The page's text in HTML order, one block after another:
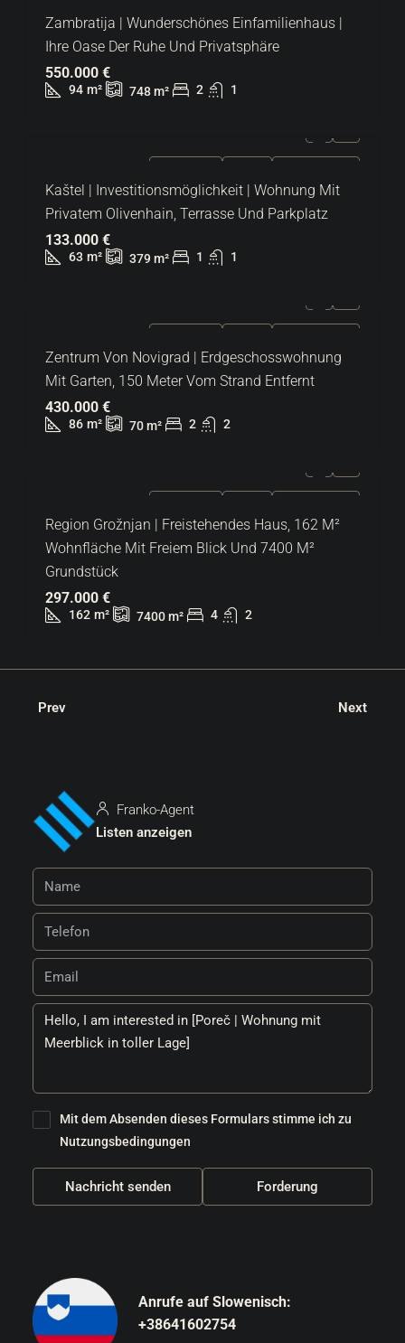
Zambratija | Wunderschönes Einfamilienhaus |
Ihre Oase Der Ruhe Und Privatsphäre
550.000 €
94 m² 748m² 2 1
Kaštel | Investitionsmöglichkeit | Wohnung Mit
Privatem Olivenhain, Terrasse Und Parkplatz
133.000 €
63 m² 379m² 1 1
Zentrum Von Novigrad | Erdgeschosswohnung
Mit Garten, 150 Meter Vom Strand Entfernt
430.000 €
86 m² 70m² 2 2
Region Grožnjan | Freistehendes Haus, 162 M²
Wohnfläche Mit Freiem Blick Und 7400 M²
Grundstück
297.000 €
162 m² 7400m² 4 2
Prev Next
Franko-Agent
Listen anzeigen
Mit dem Absenden dieses Formulars stimme ich zu
Nutzungsbedingungen
Nachricht senden Forderung
Anrufe auf Slowenisch:
+38641602754